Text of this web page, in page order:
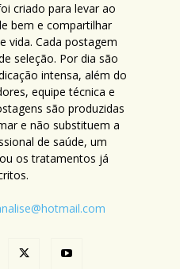
criado para levar ao
bem e compartilhar
vida. Cada postagem
seleção. Por dia são
intensa, além do
equipe técnica e
são produzidas
e não substituem a
de saúde, um
os tratamentos já